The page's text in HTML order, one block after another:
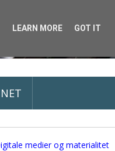
medier og materialitet
LEARN MORE GOT IT